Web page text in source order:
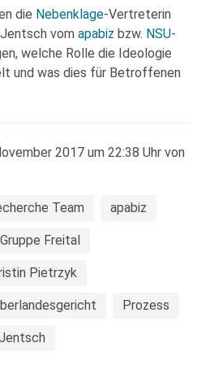
die Nebenklage-Vertreterin
vom apabiz bzw. NSU-
welche Rolle die Ideologie
und was dies für Betroffenen
2017 um 22:38 Uhr von
Team apabiz
Gruppe Freital
Pietrzyk
Prozess